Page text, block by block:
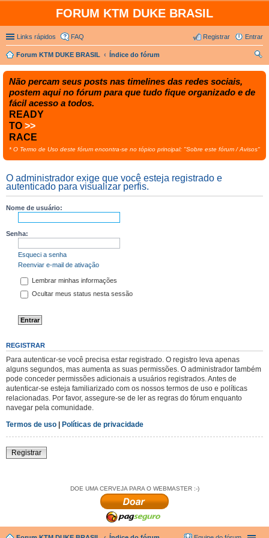
FORUM KTM DUKE BRASIL
Links rápidos FAQ Entrar
Registrar
Forum KTM DUKE BRASIL
Índice do fórum
sar
Não percam seus posts nas timelines das redes sociais,
postem aqui no fórum para que tudo fique organizado e de
fácil acesso a todos.
READY
TO >>
RACE
* O Termo de Uso deste fórum encontra-se no tópico principal: "Sobre este fórum / Avisos"
O administrador exige que você esteja registrado e
autenticado para visualizar perfis.
Nome de usuário:
Senha:
Esqueci a senha
Reenviar e-mail de ativação
Lembrar minhas informações
Ocultar meus status nesta sessão
REGISTRAR
Para autenticar-se você precisa estar registrado. O registro leva apenas
alguns segundos, mas aumenta as suas permissões. O administrador também
pode conceder permissões adicionais a usuários registrados. Antes de
autenticar-se esteja familiarizado com os nossos termos de uso e políticas
relacionadas. Por favor, assegure-se de ler as regras do fórum enquanto
navegar pela comunidade.
Termos de uso | Políticas de privacidade
Registrar
DOE UMA CERVEJA PARA O WEBMASTER :-)